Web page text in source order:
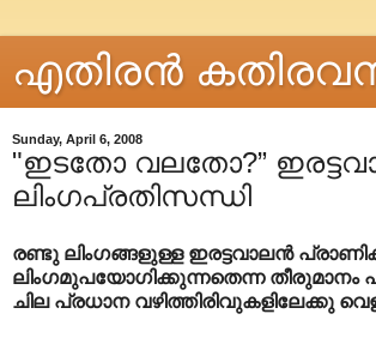
എതിരന്‍
Sunday, April 6, 2008
"ഇടതോ വലതോ?”
ലിംഗപ്രതിസന്ധി
രണ്ടു ലിംഗങ്ങളുള്ള ഇരട്ടവാലന്‍
ലിംഗമുപയോഗിക്കുന്നതെന്ന തീരുമാനം
ചില പ്രധാന വഴിത്തിരിവുകളിലേക്കു